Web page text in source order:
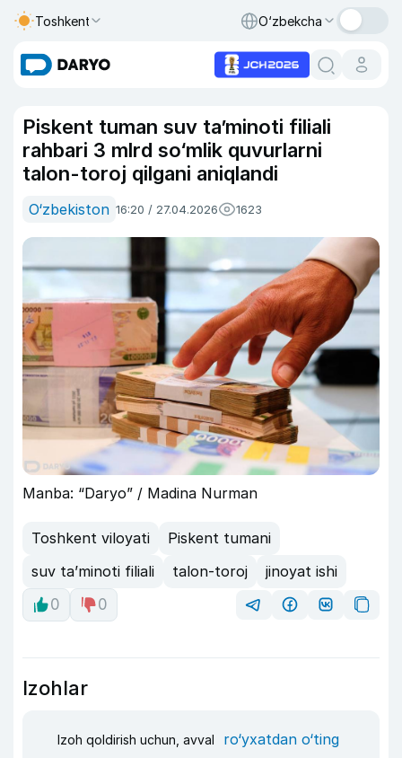
Toshkent O‘zbekcha
Piskent tuman suv ta’minoti filiali
rahbari 3 mlrd so‘mlik quvurlarni
talon-toroj qilgani aniqlandi
O‘zbekiston 16:20 / 27.04.2026 1623
Manba: “Daryo” / Madina Nurman
Toshkent viloyati
Piskent tumani
suv ta’minoti filiali
talon-toroj
jinoyat ishi
0
0
Izohlar
Izoh qoldirish uchun, avval ro‘yxatdan o‘ting